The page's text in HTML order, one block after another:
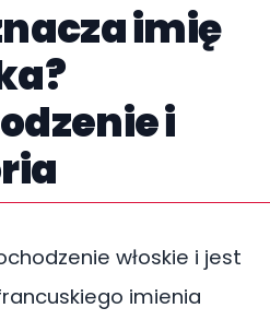
imię
i
włoskie i jest
imienia